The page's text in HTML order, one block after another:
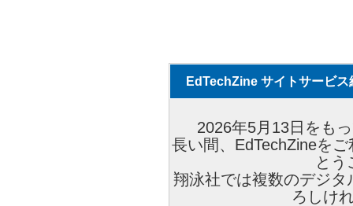
EdTechZine サイトサービス
2026年5月13日をも
長い間、EdTechZineを
とう
翔泳社では複数のデジ
ろしけ